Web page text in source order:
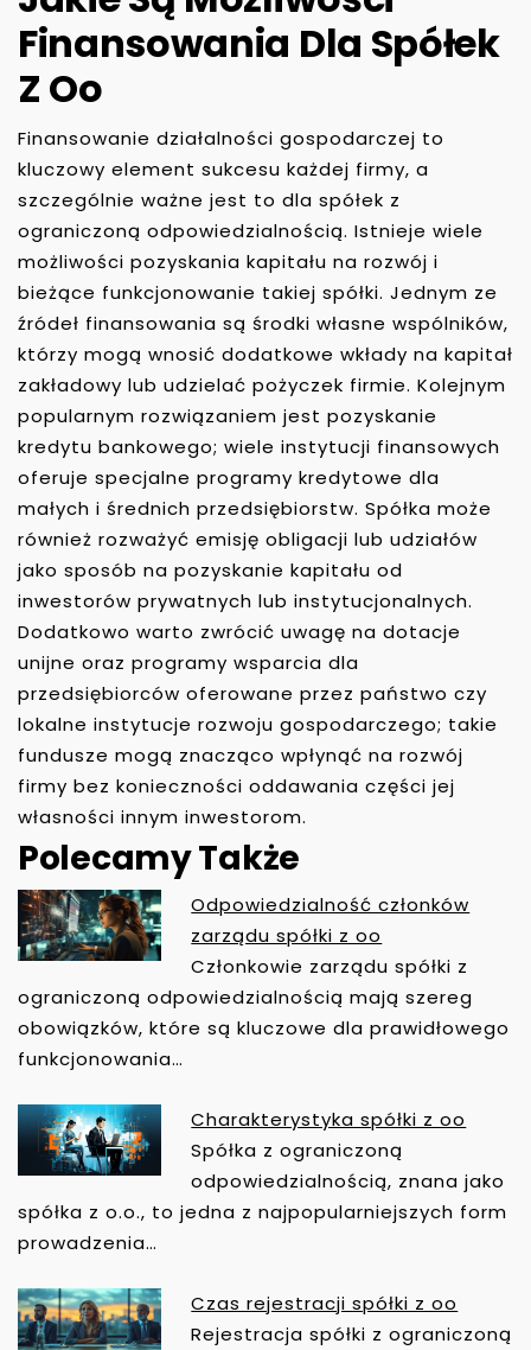
Finansowania Dla Spółek
Z Oo
Finansowanie działalności gospodarczej to
kluczowy element sukcesu każdej firmy, a
szczególnie ważne jest to dla spółek z
ograniczoną odpowiedzialnością. Istnieje wiele
możliwości pozyskania kapitału na rozwój i
bieżące funkcjonowanie takiej spółki. Jednym ze
źródeł finansowania są środki własne wspólników,
którzy mogą wnosić dodatkowe wkłady na kapitał
zakładowy lub udzielać pożyczek firmie. Kolejnym
popularnym rozwiązaniem jest pozyskanie
kredytu bankowego; wiele instytucji finansowych
oferuje specjalne programy kredytowe dla
małych i średnich przedsiębiorstw. Spółka może
również rozważyć emisję obligacji lub udziałów
jako sposób na pozyskanie kapitału od
inwestorów prywatnych lub instytucjonalnych.
Dodatkowo warto zwrócić uwagę na dotacje
unijne oraz programy wsparcia dla
przedsiębiorców oferowane przez państwo czy
lokalne instytucje rozwoju gospodarczego; takie
fundusze mogą znacząco wpłynąć na rozwój
firmy bez konieczności oddawania części jej
własności innym inwestorom.
Polecamy Także
Odpowiedzialność członków
zarządu spółki z oo
Członkowie zarządu spółki z
ograniczoną odpowiedzialnością mają szereg
obowiązków, które są kluczowe dla prawidłowego
funkcjonowania…
Charakterystyka spółki z oo
Spółka z ograniczoną
odpowiedzialnością, znana jako
spółka z o.o., to jedna z najpopularniejszych form
prowadzenia…
Czas rejestracji spółki z oo
Rejestracja spółki z ograniczoną
N
A
W
I
G
C
J
A
P
I
S
U